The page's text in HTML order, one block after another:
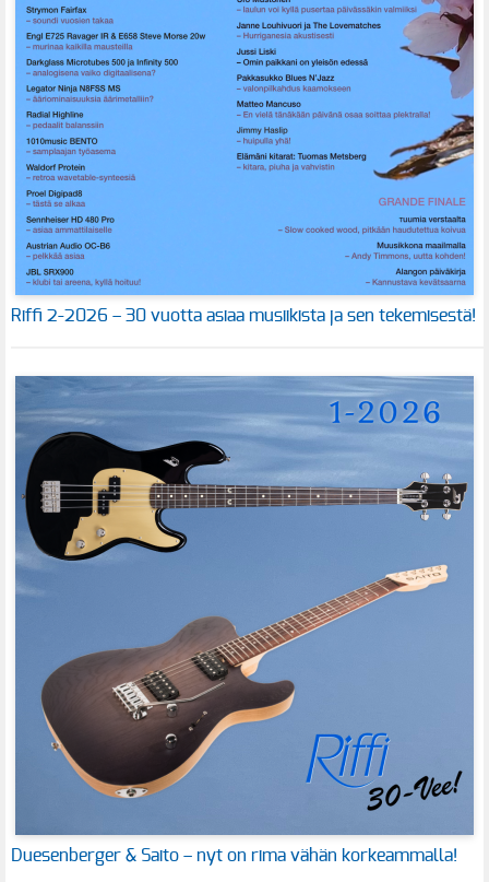
Riffi 2-2026 – 30 vuotta asiaa musiikista ja sen tekemisestä!
Duesenberger & Saito – nyt on rima vähän korkeammalla!